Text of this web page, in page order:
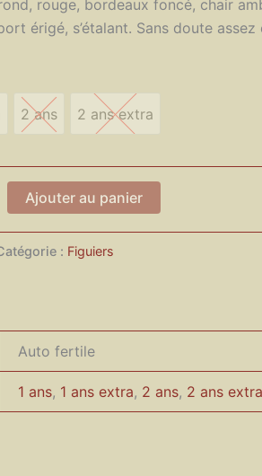
prix :
35,00 €
rouge, bordeaux foncé, chair
érigé, s’étalant. Sans doute
extra
2 ans
2 ans
2 ans extra
2 ans extra
Ajouter au panier
: Figuiers
Auto fertile
1 ans, 1 ans extra, 2 ans, 2 ans extra